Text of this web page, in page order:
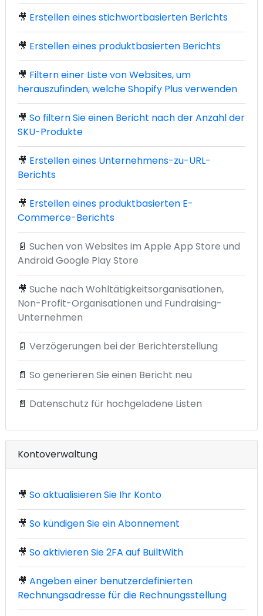
🎥 Erstellen eines stichwortbasierten Berichts
🎥 Erstellen eines produktbasierten Berichts
🎥 Filtern einer Liste von Websites, um
herauszufinden, welche Shopify Plus verwenden
🎥 So filtern Sie einen Bericht nach der Anzahl der
SKU-Produkte
🎥 Erstellen eines Unternehmens-zu-URL-
Berichts
🎥 Erstellen eines produktbasierten E-
Commerce-Berichts
📄 Suchen von Websites im Apple App Store und
Android Google Play Store
🎥 Suche nach Wohltätigkeitsorganisationen,
Non-Profit-Organisationen und Fundraising-
Unternehmen
📄 Verzögerungen bei der Berichterstellung
📄 So generieren Sie einen Bericht neu
📄 Datenschutz für hochgeladene Listen
Kontoverwaltung
🎥 So aktualisieren Sie Ihr Konto
🎥 So kündigen Sie ein Abonnement
🎥 So aktivieren Sie 2FA auf BuiltWith
🎥 Angeben einer benutzerdefinierten
Rechnungsadresse für die Rechnungsstellung